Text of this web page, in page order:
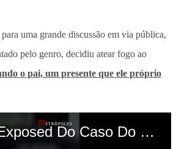
uma grande discussão em via pública,
pelo genro, decidiu atear fogo ao
o pai, um presente que ele próprio